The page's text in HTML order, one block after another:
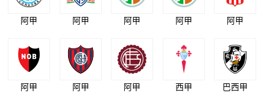
阿甲 阿甲 阿甲 阿甲 阿甲
阿甲 阿甲 阿甲 西甲 巴西甲